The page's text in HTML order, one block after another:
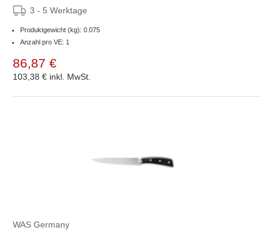
3 - 5 Werktage
Produktgewicht (kg): 0.075
Anzahl pro VE: 1
86,87 €
103,38 € inkl. MwSt.
WAS Germany